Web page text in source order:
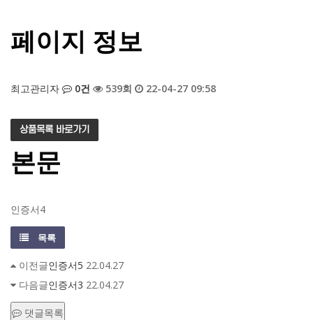
페이지 정보
최고관리자 0건 539회 22-04-27 09:58
상품목록 바로가기
본문
인증서4
목록
이전글인증서5 22.04.27
다음글인증서3 22.04.27
댓글목록